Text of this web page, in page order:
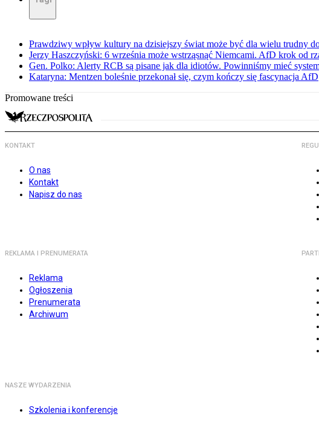
Prawdziwy wpływ kultury na dzisiejszy świat może być dla wielu trudny
Jerzy Haszczyński: 6 września może wstrząsnąć Niemcami. AfD krok od
Gen. Polko: Alerty RCB są pisane jak dla idiotów. Powinniśmy mieć
Kataryna: Mentzen boleśnie przekonał się, czym kończy się fascynacja AfD
Promowane treści
KONTAKT
O nas
Kontakt
Napisz do nas
REKLAMA I PRENUMERATA
Reklama
Ogłoszenia
Prenumerata
Archiwum
NASZE WYDARZENIA
Szkolenia i konferencje